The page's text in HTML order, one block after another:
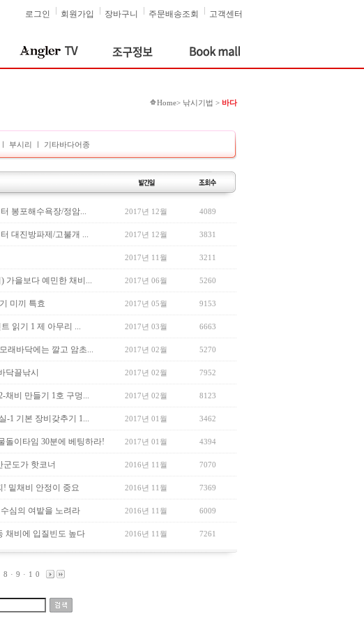
고객센터
주문배송조회
장바구니
회원가입
로그인
Home> 낚시기법 > 바다
ㅣ 부시리 ㅣ 기타바다어종
봉포해수욕장/정암... 2017년 12월 4089
대진방파제/고불개 ... 2017년 12월 3831
2017년 11월 3211
가을보다 예민한 채비... 2017년 06월 5260
미끼 특효 2017년 05월 9153
읽기 1 제 아무리 ... 2017년 03월 6663
래바닥에는 깔고 암초... 2017년 02월 5270
닥끌낚시 2017년 02월 7952
채비 만들기 1호 구멍... 2017년 02월 8123
-1 기본 장비갖추기 1... 2017년 01월 3462
돌이타임 30분에 베팅하라! 2017년 01월 4394
도가 핫코너 2016년 11월 7070
! 밑채비 안정이 중요 2016년 11월 7369
심의 여밭을 노려라 2016년 11월 6009
채비에 입질빈도 높다 2016년 11월 7261
8 · 9 · 10